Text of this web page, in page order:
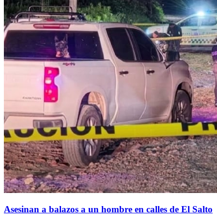
Asesinan a balazos a un hombre en calles de El Salto